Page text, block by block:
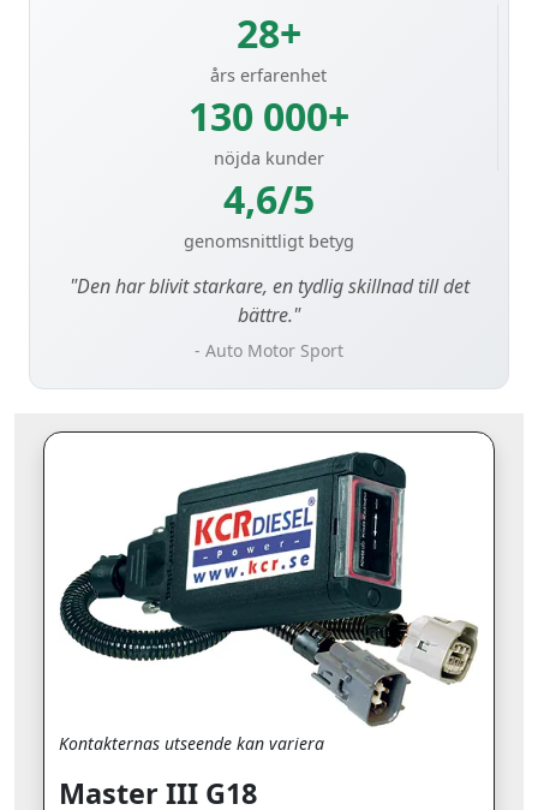
28+
års erfarenhet
130 000+
nöjda kunder
4,6/5
genomsnittligt betyg
"Den har blivit starkare, en tydlig skillnad till det
bättre."
- Auto Motor Sport
Kontakternas utseende kan variera
Master III G18